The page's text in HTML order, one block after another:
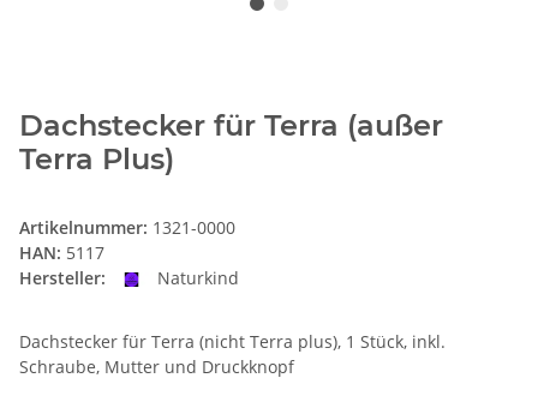
Dachstecker für Terra (außer
Terra Plus)
Artikelnummer: 1321-0000
HAN: 5117
Hersteller:
Naturkind
Dachstecker für Terra (nicht Terra plus), 1 Stück, inkl.
Schraube, Mutter und Druckknopf